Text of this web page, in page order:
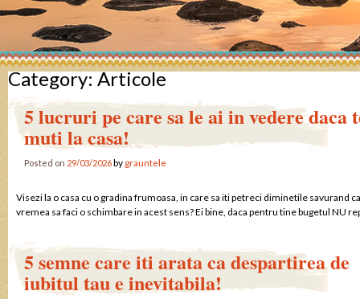
Category:Articole
5 lucruri pe care sa le ai in vedere daca
muti la casa!
Posted on 29/03/2026by grauntele
Visezi la o casa cu o gradina frumoasa, in care sa iti petreci diminetile savurand
vremea sa faci o schimbare in acest sens? Ei bine, daca pentru tine bugetul NU
5 semne care iti arata ca despartirea de
iubitul tau e inevitabila!